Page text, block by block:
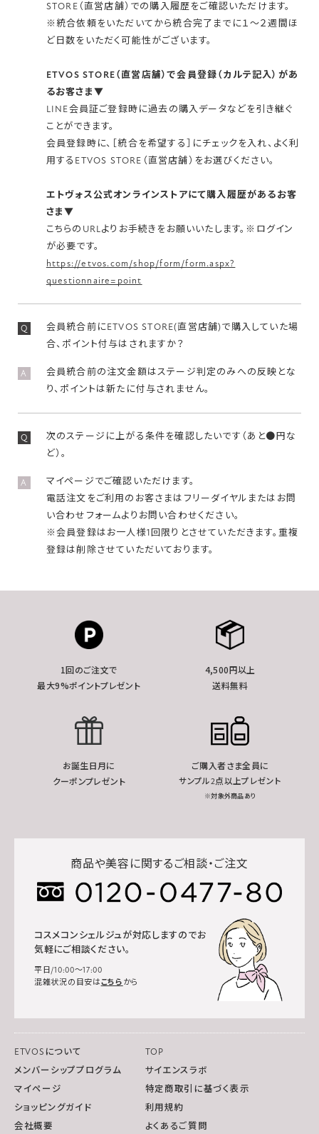
STORE（直営店舗）での購入履歴をご確認いただけます。
※統合依頼をいただいてから統合完了までに１～２週間ほ
ど日数をいただく可能性がございます。
ETVOS STORE（直営店舗）で会員登録（カルテ記入）があ
るお客さま▼
LINE会員証ご登録時に過去の購入データなどを引き継ぐ
ことができます。
会員登録時に、［統合を希望する］にチェックを入れ、よく利
用するETVOS STORE（直営店舗）をお選びください。
エトヴォス公式オンラインストアにて購入履歴があるお客
さま▼
こちらのURLよりお手続きをお願いいたします。※ログイン
が必要です。
https://etvos.com/shop/form/form.aspx?
questionnaire=point
Q
会員統合前にETVOS STORE(直営店舗)で購入していた場
合、ポイント付与はされますか？
A
会員統合前の注文金額はステージ判定のみへの反映とな
り、ポイントは新たに付与されません。
Q
次のステージに上がる条件を確認したいです（あと●円な
ど）。
A
マイページでご確認いただけます。
電話注文をご利用のお客さまはフリーダイヤルまたはお問
い合わせフォームよりお問い合わせください。
※会員登録はお一人様1回限りとさせていただきます。重複
登録は削除させていただいております。
1回のご注文で
最大9%ポイントプレゼント
4,500円以上
送料無料
お誕生日月に
クーポンプレゼント
ご購入者さま全員に
サンプル2点以上プレゼント
※対象外商品あり
商品や美容に関するご相談・ご注文
コスメコンシェルジュが対応しますのでお
気軽にご相談ください。
平日/10:00～17:00
混雑状況の目安はこちら から
ETVOSについて
TOP
メンバーシッププログラム
サイエンスラボ
マイページ
特定商取引に基づく表示
ショッピングガイド
利用規約
会社概要
よくあるご質問